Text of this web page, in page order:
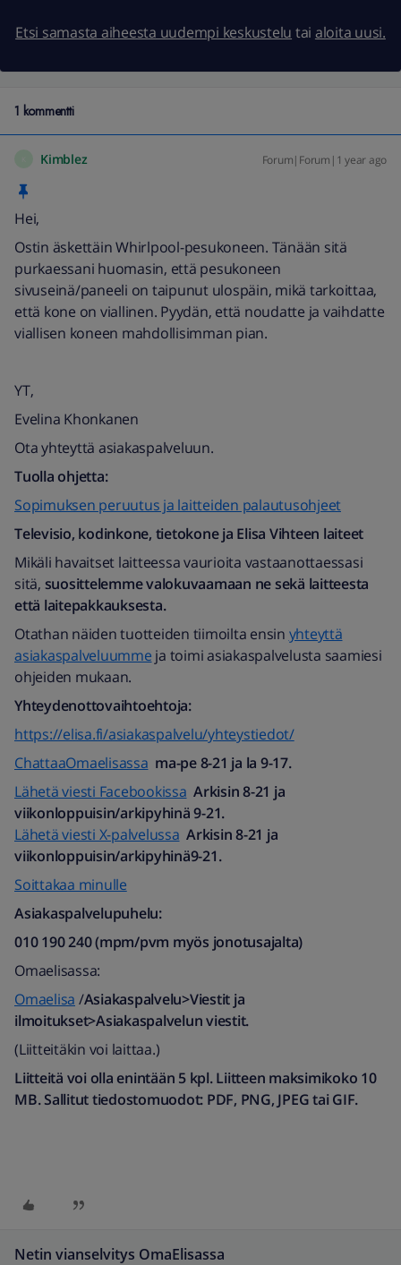
Etsi samasta aiheesta uudempi keskustelu tai aloita uusi.
1 kommentti
Kimblez Forum|Forum|1 year ago
Hei,
Ostin äskettäin Whirlpool-pesukoneen. Tänään sitä
purkaessani huomasin, että pesukoneen
sivuseinä/paneeli on taipunut ulospäin, mikä tarkoittaa,
että kone on viallinen. Pyydän, että noudatte ja vaihdatte
viallisen koneen mahdollisimman pian.
YT,
Evelina Khonkanen
Ota yhteyttä asiakaspalveluun.
Tuolla ohjetta:
Sopimuksen peruutus ja laitteiden palautusohjeet
Televisio, kodinkone, tietokone ja Elisa Vihteen laiteet
Mikäli havaitset laitteessa vaurioita vastaanottaessasi
sitä, suosittelemme valokuvaamaan ne sekä laitteesta
että laitepakkauksesta.
Otathan näiden tuotteiden tiimoilta ensin yhteyttä
asiakaspalveluumme ja toimi asiakaspalvelusta saamiesi
ohjeiden mukaan.
Yhteydenottovaihtoehtoja:
https://elisa.fi/asiakaspalvelu/yhteystiedot/
ChattaaOmaelisassa ma-pe 8-21 ja la 9-17.
Lähetä viesti Facebookissa Arkisin 8-21 ja
viikonloppuisin/arkipyhinä 9-21.
Lähetä viesti X-palvelussa Arkisin 8-21 ja
viikonloppuisin/arkipyhinä9-21.
Soittakaa minulle
Asiakaspalvelupuhelu:
010 190 240 (mpm/pvm myös jonotusajalta)​
Omaelisassa:
Omaelisa /Asiakaspalvelu>Viestit ja
ilmoitukset>Asiakaspalvelun viestit.
(Liitteitäkin voi laittaa.)
Liitteitä voi olla enintään 5 kpl. Liitteen maksimikoko 10
MB. Sallitut tiedostomuodot: PDF, PNG, JPEG tai GIF.
Netin vianselvitys OmaElisassa